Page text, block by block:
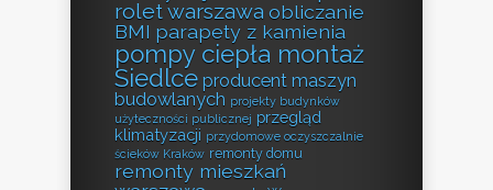
rolet warszawa obliczanie
BMI parapety z kamienia
pompy ciepła montaż
Siedlce producent maszyn
budowlanych projekty budynków
użyteczności publicznej przegląd
klimatyzacji przydomowe oczyszczalnie
ścieków Kraków remonty domu
remonty mieszkań